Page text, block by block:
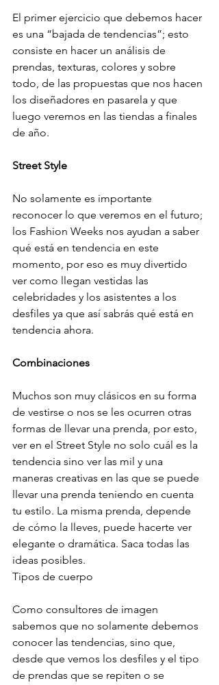
El primer ejercicio que debemos hacer
es una “bajada de tendencias”; esto
consiste en hacer un análisis de
prendas, texturas, colores y sobre
todo, de las propuestas que nos hacen
los diseñadores en pasarela y que
luego veremos en las tiendas a finales
de año.
Street Style
No solamente es importante
reconocer lo que veremos en el futuro;
los Fashion Weeks nos ayudan a saber
qué está en tendencia en este
momento, por eso es muy divertido
ver como llegan vestidas las
celebridades y los asistentes a los
desfiles ya que así sabrás qué está en
tendencia ahora.
Combinaciones
Muchos son muy clásicos en su forma
de vestirse o nos se les ocurren otras
formas de llevar una prenda, por esto,
ver en el Street Style no solo cuál es la
tendencia sino ver las mil y una
maneras creativas en las que se puede
llevar una prenda teniendo en cuenta
tu estilo. La misma prenda, depende
de cómo la lleves, puede hacerte ver
elegante o dramática. Saca todas las
ideas posibles.
Tipos de cuerpo
Como consultores de imagen
sabemos que no solamente debemos
conocer las tendencias, sino que,
desde que vemos los desfiles y el tipo
de prendas que se repiten o se